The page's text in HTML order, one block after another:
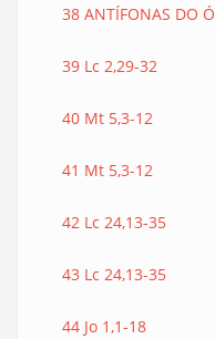
38 ANTÍFONAS DO Ó
39 Lc 2,29-32
40 Mt 5,3-12
41 Mt 5,3-12
42 Lc 24,13-35
43 Lc 24,13-35
44 Jo 1,1-18